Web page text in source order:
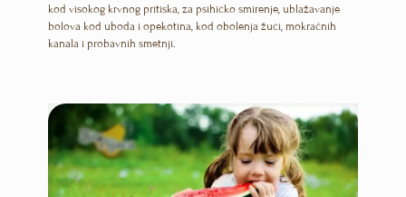
kod visokog krvnog pritiska, za psihičko smirenje, ublažavanje
bolova kod uboda i opekotina, kod obolenja žuči, mokraćnih
kanala i probavnih smetnji.